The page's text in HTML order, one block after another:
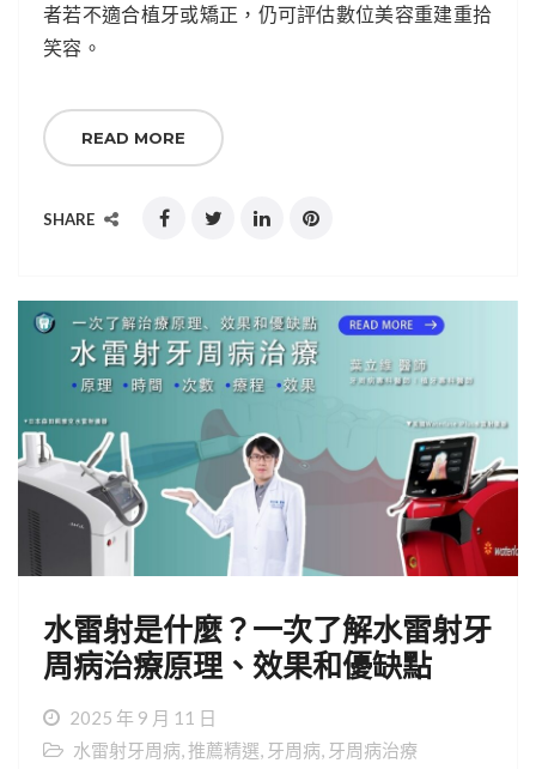
者若不適合植牙或矯正，仍可評估數位美容重建重拾
笑容。
READ MORE
SHARE
水雷射是什麼？一次了解水雷射牙
周病治療原理、效果和優缺點
2025 年 9 月 11 日
水雷射牙周病,推薦精選, 牙周病, 牙周病治療